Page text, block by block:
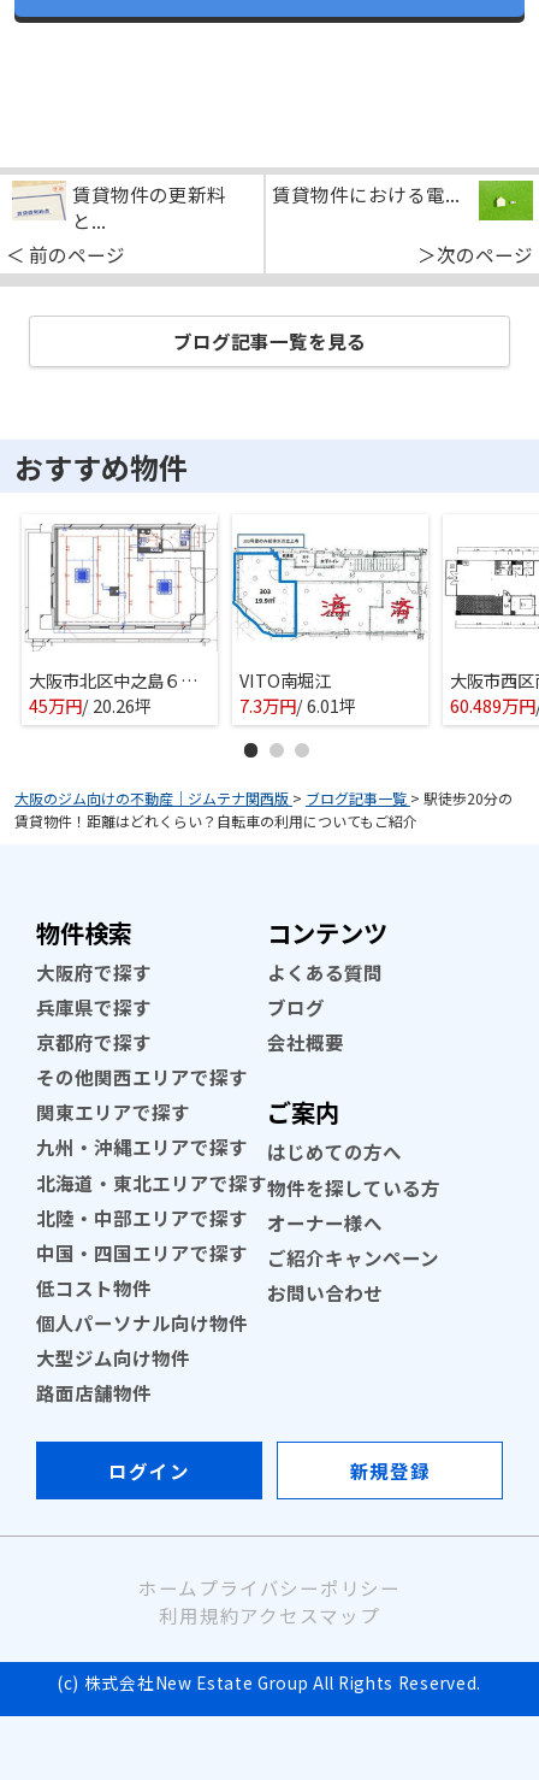
賃貸物件の更新料
と...
＜ 前のページ
賃貸物件における電...
＞次のページ
ブログ記事一覧を見る
おすすめ物件
大阪市北区中之島６丁目のマンション(一室)
45万円/ 20.26坪
VITO南堀江
7.3万円/ 6.01坪 60.489万円
大阪のジム向けの不動産｜ジムテナ関西版 > ブログ記事一覧 > 駅徒歩20分の
賃貸物件！距離はどれくらい？自転車の利用についてもご紹介
物件検索
大阪府で探す
兵庫県で探す
京都府で探す
その他関西エリアで探す
関東エリアで探す
九州・沖縄エリアで探す
北海道・東北エリアで探す
北陸・中部エリアで探す
中国・四国エリアで探す
低コスト物件
個人パーソナル向け物件
大型ジム向け物件
路面店舗物件
コンテンツ
よくある質問
ブログ
会社概要
ご案内
はじめての方へ
物件を探している方
オーナー様へ
ご紹介キャンペーン
お問い合わせ
ログイン 新規登録
ホーム プライバシーポリシー
利用規約アクセスマップ
(c) 株式会社New Estate Group All Rights Reserved.